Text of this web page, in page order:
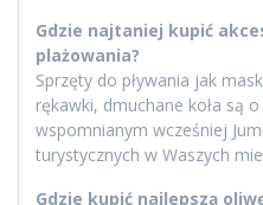
Gdzie najtaniej kupić
plażowania?
Sprzęty do pływania jak
rękawki, dmuchane koła są
wspomnianym wcześniej
turystycznych w Waszych
Gdzie kupić najlepszą